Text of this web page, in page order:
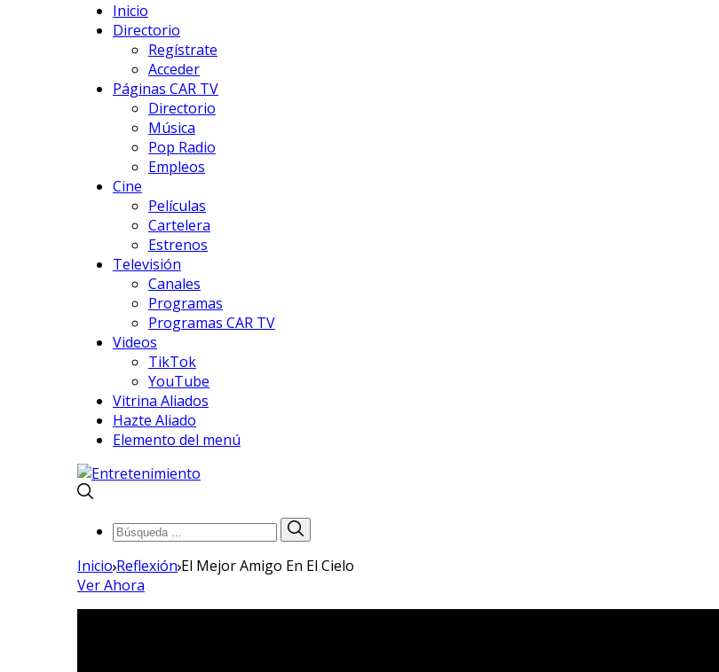
Inicio
Directorio
Regístrate
Acceder
Páginas CAR TV
Directorio
Música
Pop Radio
Empleos
Cine
Películas
Cartelera
Estrenos
Televisión
Canales
Programas
Programas CAR TV
Videos
TikTok
YouTube
Vitrina Aliados
Hazte Aliado
Elemento del menú
Búsqueda
de:
Inicio Reflexión El Mejor Amigo En El Cielo
Ver Ahora